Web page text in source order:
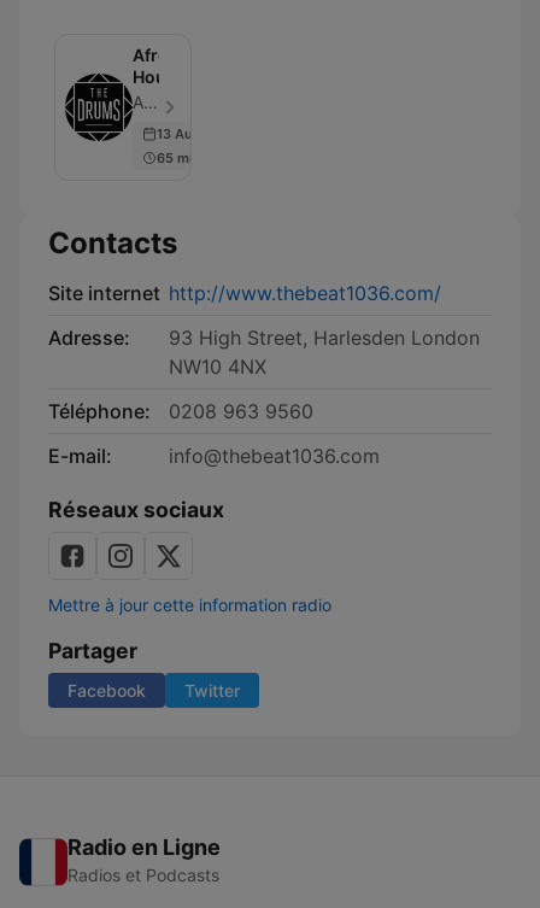
Afro
House
Ancestral Electronic Music - Épisode 1
13 Aug 2024
65 min
Contacts
Site internet http://www.thebeat1036.com/
Adresse:
93 High Street, Harlesden London
NW10 4NX
Téléphone:
0208 963 9560
E-mail:
info@thebeat1036.com
Réseaux sociaux
Mettre à jour cette information radio
Partager
Facebook Twitter
Radio en Ligne
Radios et Podcasts